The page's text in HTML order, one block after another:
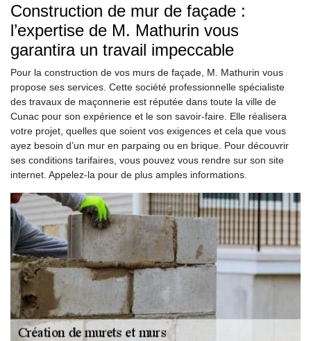
Construction de mur de façade :
l’expertise de M. Mathurin vous
garantira un travail impeccable
Pour la construction de vos murs de façade, M. Mathurin vous
propose ses services. Cette société professionnelle spécialiste
des travaux de maçonnerie est réputée dans toute la ville de
Cunac pour son expérience et le son savoir-faire. Elle réalisera
votre projet, quelles que soient vos exigences et cela que vous
ayez besoin d’un mur en parpaing ou en brique. Pour découvrir
ses conditions tarifaires, vous pouvez vous rendre sur son site
internet. Appelez-la pour de plus amples informations.